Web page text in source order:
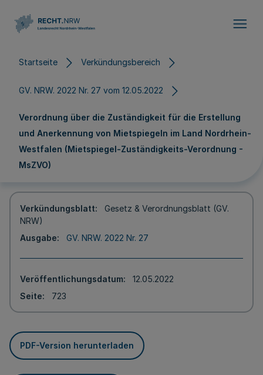
Startseite Verkündungsbereich
GV. NRW. 2022 Nr. 27 vom 12.05.2022
Verordnung über die Zuständigkeit für die Erstellung
und Anerkennung von Mietspiegeln im Land Nordrhein-
Westfalen (Mietspiegel-Zuständigkeits-Verordnung -
MsZVO)
Verkündungsblatt
Gesetz & Verordnungsblatt (GV.
NRW)
Ausgabe
GV. NRW. 2022 Nr. 27
Veröffentlichungsdatum
12.05.2022
Seite
723
PDF-Version herunterladen